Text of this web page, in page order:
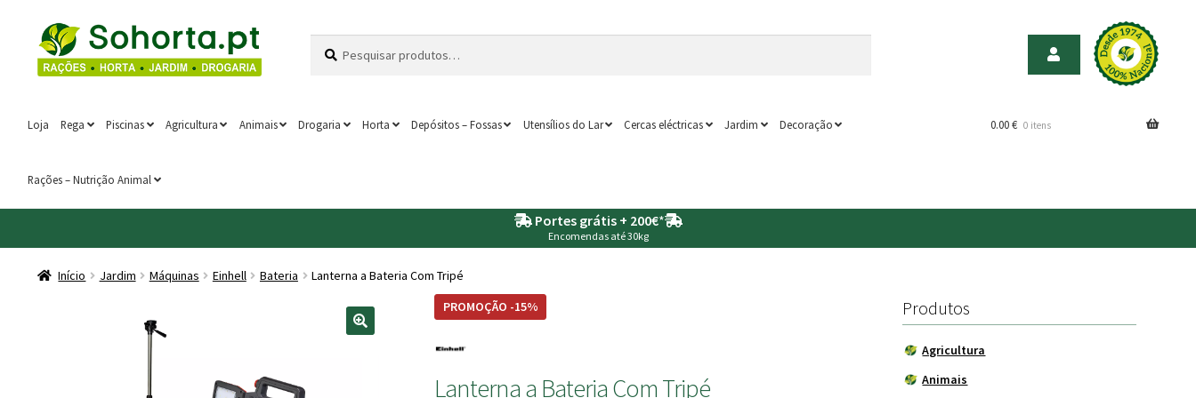
Ir
para
a
Saltar
para
o
por:
Loja Rega Piscinas Agricultura Animais Drogaria Horta Depósitos – Fossas Utensílios do Lar Cercas eléctricas Jardim Decoração
Rações – Nutrição Animal
0.00€ 0 itens
Portes grátis + 200€*
Encomendas até 30kg
Início Jardim Máquinas Einhell Bateria
Lanterna a Bateria Com Tripé
PROMOÇÃO -15%
Lanterna a Bateria Com Tripé
Produtos
Agricultura
Animais